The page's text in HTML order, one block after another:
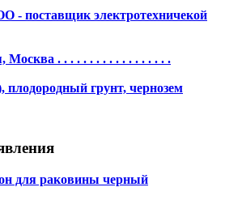
- поставщик электротехничекой
. . . . . . . . . . . . . . . . . .
плодородный грунт, чернозем
для раковины черный